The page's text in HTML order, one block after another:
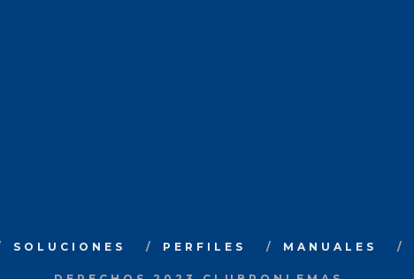
SOLUCIONES PERFILES MANUALES